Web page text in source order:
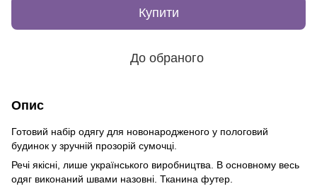
Купити
До обраного
Опис
Готовий набір одягу для новонародженого у пологовий
будинок у зручній прозорій сумочці.
Речі якісні, лише українського виробництва. В основному весь
одяг виконаний швами назовні. Тканина футер.